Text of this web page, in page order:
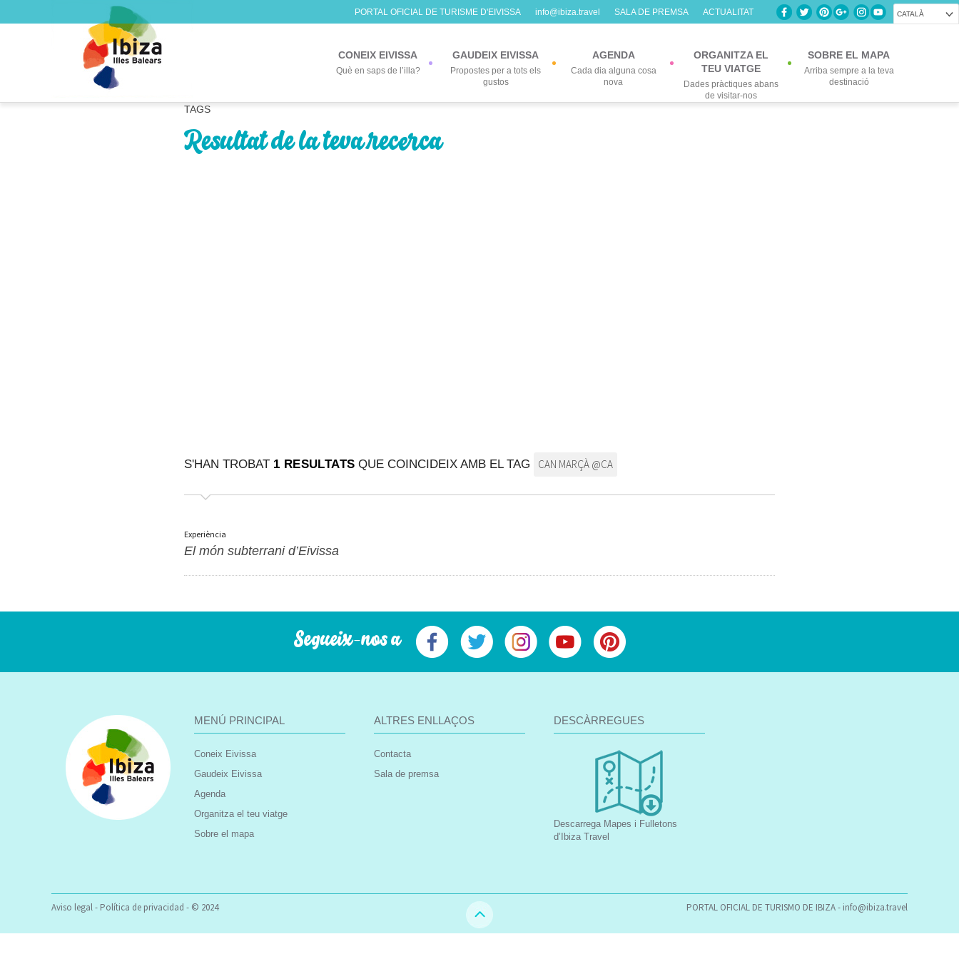
CATALÀ
PORTAL OFICIAL DE TURISME D'EIVISSA info@ibiza.travel SALA DE PREMSA ACTUALITAT
CONEIX EIVISSA
Què en saps de l’illa?
GAUDEIX EIVISSA
Propostes per a tots els
gustos
AGENDA
Cada dia alguna cosa
nova
ORGANITZA EL
TEU VIATGE
Dades pràctiques abans
de visitar-nos
SOBRE EL MAPA
Arriba sempre a la teva
destinació
TAGS
Resultat de la teva recerca
S'HAN TROBAT 1 RESULTATS QUE COINCIDEIX AMB EL TAG CAN MARÇÀ @CA
Experiència
El món subterrani d’Eivissa
Segueix-nos a
MENÚ PRINCIPAL
Coneix Eivissa
Gaudeix Eivissa
Agenda
Organitza el teu viatge
Sobre el mapa
ALTRES ENLLAÇOS
Contacta
Sala de premsa
DESCÀRREGUES
Descarrega Mapes i Fulletons
d’Ibiza Travel
Aviso legal- Política de privacidad - © 2024 PORTAL OFICIAL DE TURISMO DE IBIZA - info@ibiza.travel